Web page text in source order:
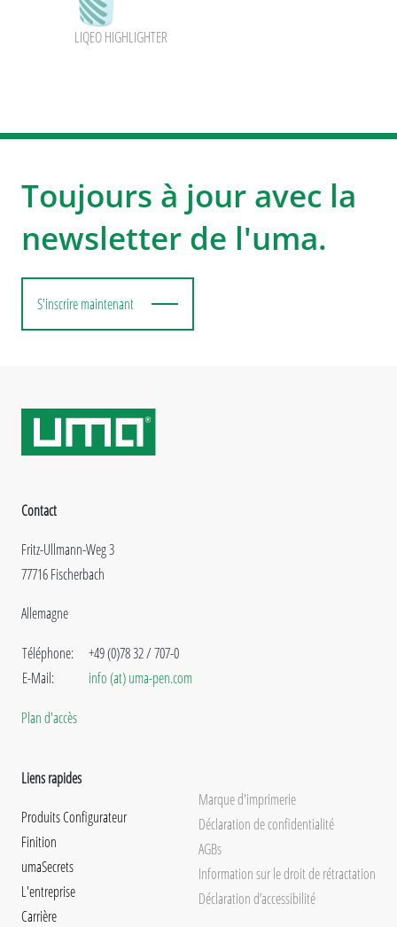
LIQEO HIGHLIGHTER
Toujours à jour avec la
newsletter de l'uma.
S'inscrire maintenant
Contact
Fritz-Ullmann-Weg 3
77716 Fischerbach
Allemagne
Téléphone:
E-Mail:
+49 (0)78 32 / 707-0
info (at) uma-pen.com
Plan d'accès
Liens rapides
Produits Configurateur
Finition
umaSecrets
L'entreprise
Carrière
Marque d'imprimerie
Déclaration de confidentialité
AGBs
Information sur le droit de rétractation
Déclaration d’accessibilité